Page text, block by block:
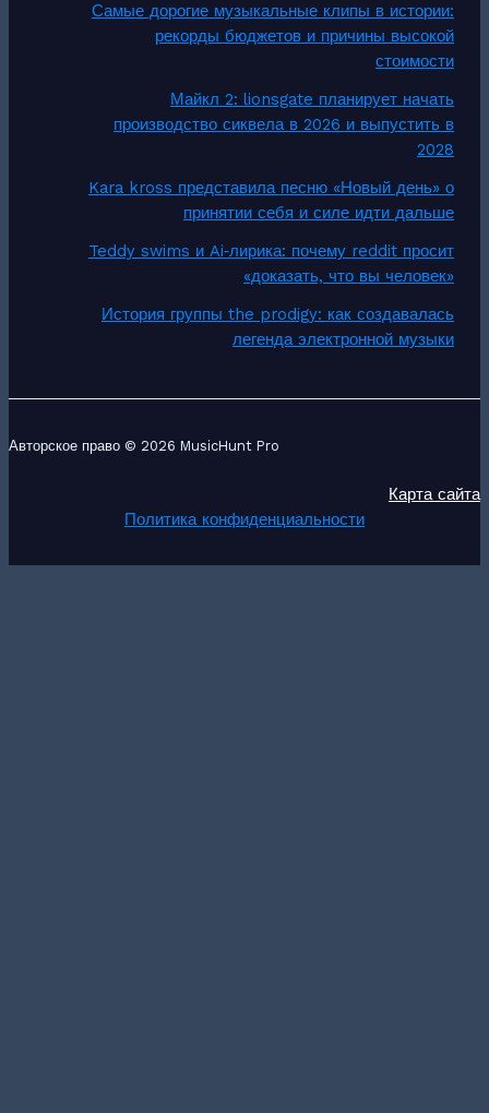
Самые дорогие музыкальные клипы в истории:
рекорды бюджетов и причины высокой
стоимости
Майкл 2: lionsgate планирует начать
производство сиквела в 2026 и выпустить в
2028
Kara kross представила песню «Новый день» о
принятии себя и силе идти дальше
Teddy swims и Ai‑лирика: почему reddit просит
«доказать, что вы человек»
История группы the prodigy: как создавалась
легенда электронной музыки
Авторское право © 2026 MusicHunt Pro
Карта сайта
Политика конфиденциальности